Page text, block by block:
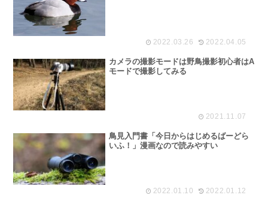
2022.03.26 2022.04.05
カメラの撮影モードは野鳥撮影初心者はA
モードで撮影してみる
2021.11.07
鳥見入門書「今日からはじめるばーどら
いふ！」漫画なので読みやすい
2022.01.10 2022.01.12